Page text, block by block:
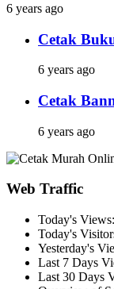
6 years ago
Cetak
6 years ago
Cetak
6 years ago
Web Traffic
Today's Views:
Today's
Yesterday's
Last 7 Days
Last 30 Days